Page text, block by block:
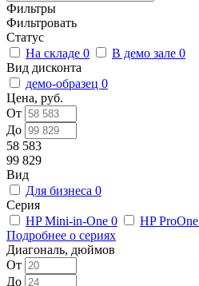
Фильтры
Фильтровать
Статус
На складе 0 В демо зале 0
Вид дисконта
демо-образец 0
Цена, руб.
От
До
58 583
99 829
Вид
Для бизнеса 0
Серия
HP Mini-in-One 0 HP ProOne
Подробнее о сериях
Диагональ, дюймов
От
До